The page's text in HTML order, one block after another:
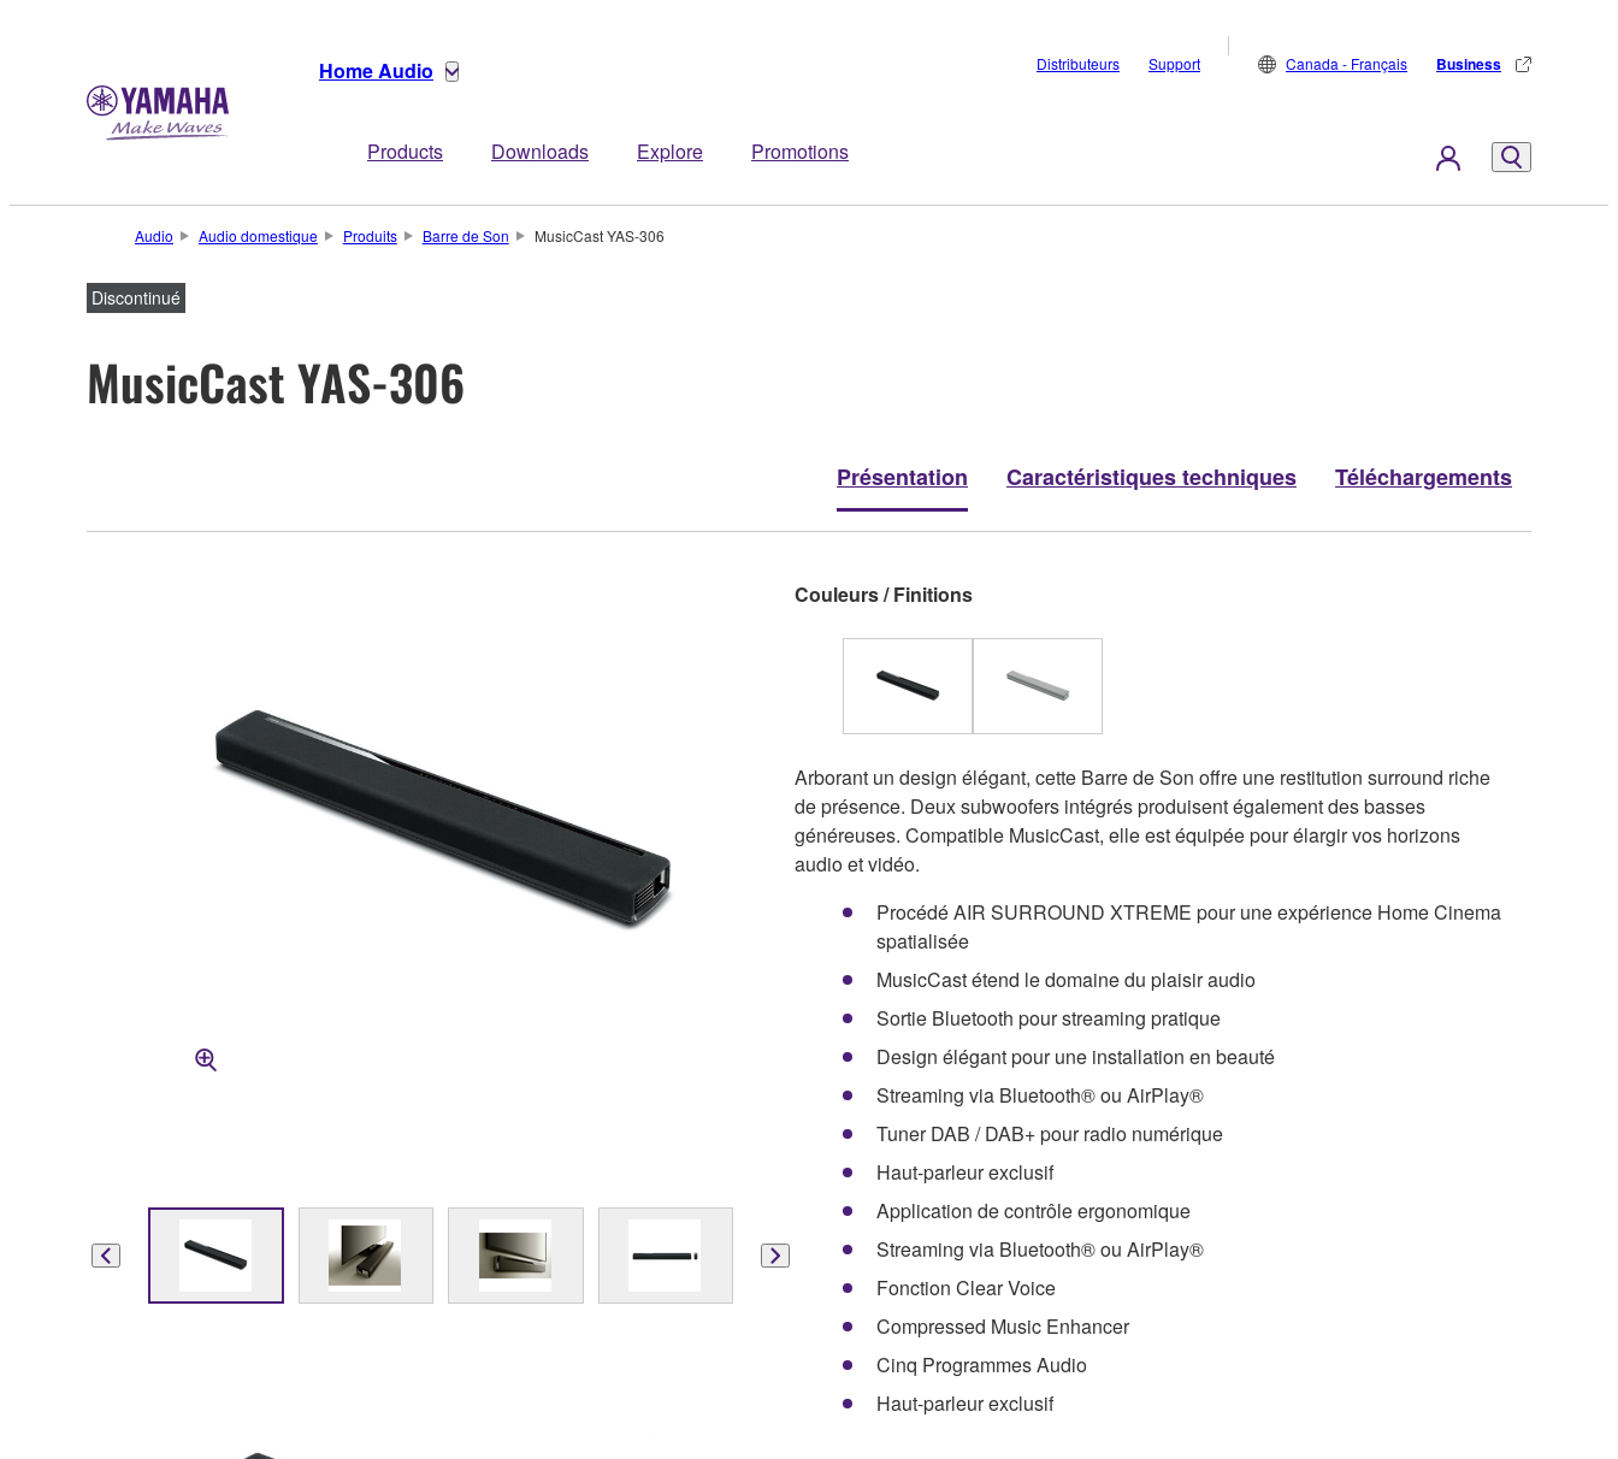
Home Audio
Products Downloads Explore Promotions
Distributeurs Support Canada - Français Business
Audio Audio domestique Produits Barre de Son MusicCast YAS-306
Discontinué
MusicCast YAS-306
Présentation Caractéristiques techniques Téléchargements
Couleurs / Finitions
Arborant un design élégant, cette Barre de Son offre une restitution surround riche
de présence. Deux subwoofers intégrés produisent également des basses
généreuses. Compatible MusicCast, elle est équipée pour élargir vos horizons
audio et vidéo.
Procédé AIR SURROUND XTREME pour une expérience Home Cinema
spatialisée
MusicCast étend le domaine du plaisir audio
Sortie Bluetooth pour streaming pratique
Design élégant pour une installation en beauté
Streaming via Bluetooth® ou AirPlay®
Tuner DAB / DAB+ pour radio numérique
Haut-parleur exclusif
Application de contrôle ergonomique
Streaming via Bluetooth® ou AirPlay®
Fonction Clear Voice
Compressed Music Enhancer
Cinq Programmes Audio
Haut-parleur exclusif